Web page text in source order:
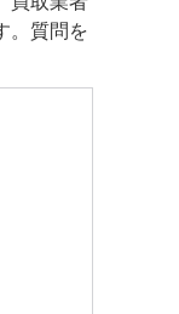
。質問を